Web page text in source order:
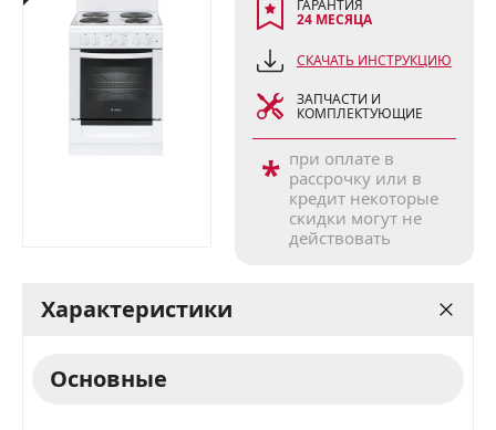
ГАРАНТИЯ
24 МЕСЯЦА
СКАЧАТЬ ИНСТРУКЦИЮ
ЗАПЧАСТИ И
КОМПЛЕКТУЮЩИЕ
* при оплате в
рассрочку или в
кредит некоторые
скидки могут не
действовать
Характеристики
Основные